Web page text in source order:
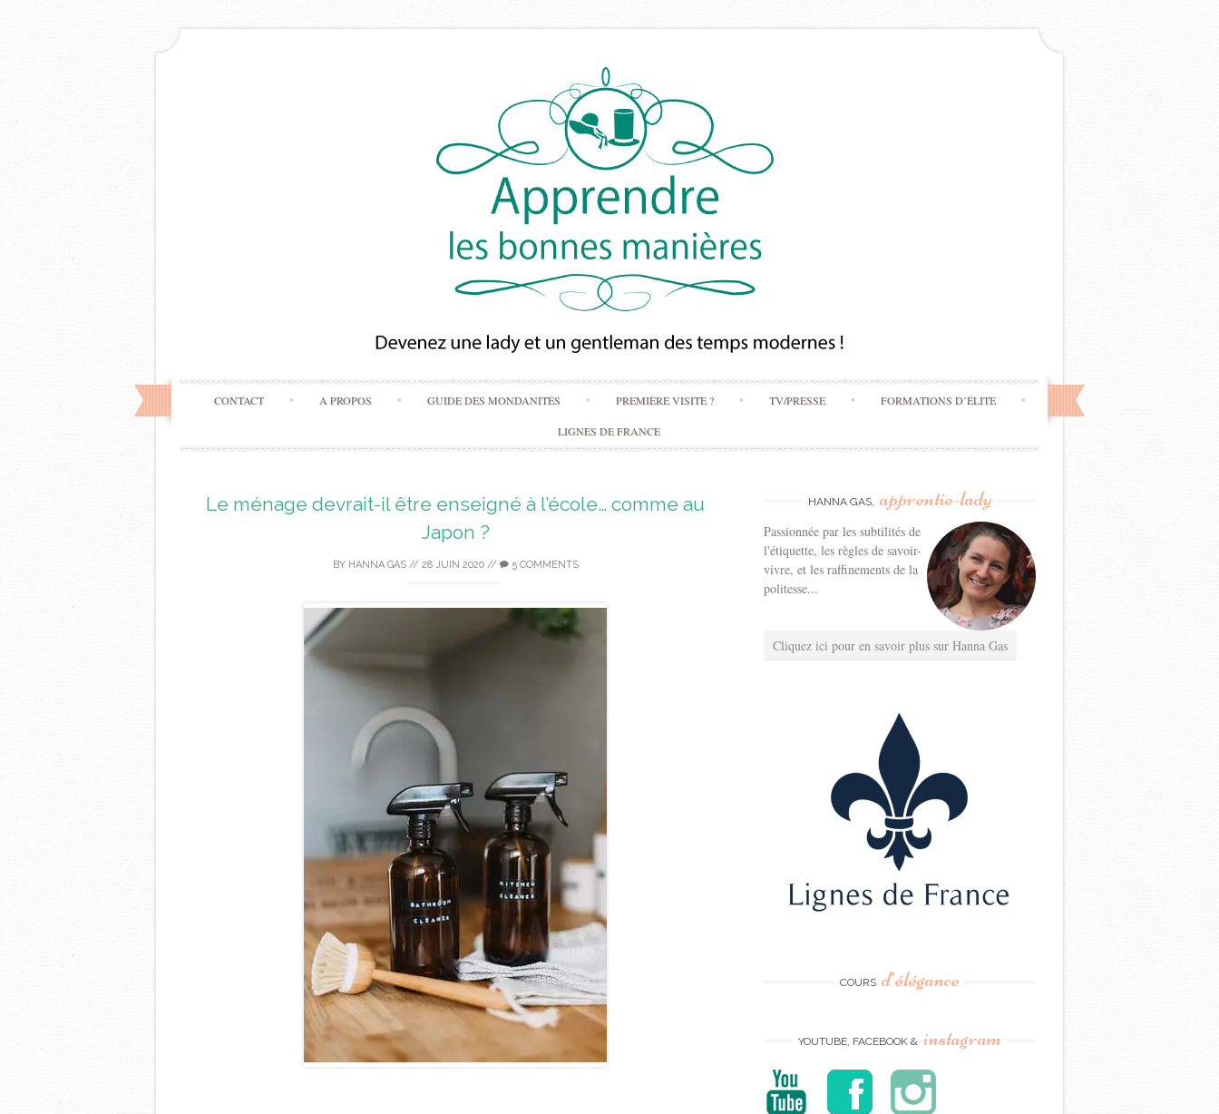
Skip
to
content
CONTACT A PROPOS GUIDE DES MONDANITÉS PREMIÈRE VISITE ? TV/PRESSE FORMATIONS D’ÉLITE
LIGNES DE FRANCE
Le ménage devrait-il être enseigné à l’école… comme au
Japon ?
BY HANNA GAS// 28 JUIN 2020// 5 COMMENTS
HANNA GAS, apprentie-lady
Passionnée par les subtilités de
l'étiquette, les règles de savoir-
vivre, et les raffinements de la
politesse...
Cliquez ici pour en savoir plus sur Hanna Gas
COURS d’élégance
YOUTUBE, FACEBOOK & instagram